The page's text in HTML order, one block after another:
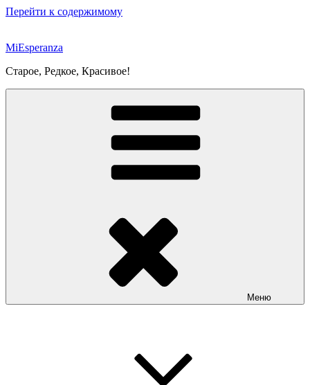
Перейти к содержимому
MiEsperanza
Старое, Редкое, Красивое!
Меню